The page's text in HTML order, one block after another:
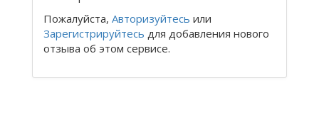
Пожалуйста, Авторизуйтесь или
Зарегистрируйтесь для добавления нового
отзыва об этом сервисе.